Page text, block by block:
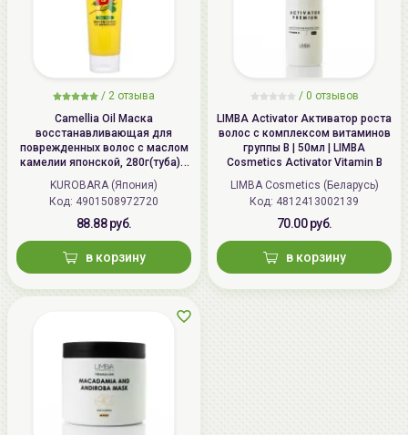
/ 2 отзыва
Camellia Oil Маска
восстанавливающая для
поврежденных волос с маслом
камелии японской, 280г(туба) /
KUROBARA Camellia Oil Hair Pack
KUROBARA (Япония)
Код: 4901508972720
88.88 руб.
в корзину
/ 0 отзывов
LIMBA Activator Активатор роста
волос с комплексом витаминов
группы В | 50мл | LIMBA
Cosmetics Activator Vitamin B
LIMBA Cosmetics (Беларусь)
Код: 4812413002139
70.00 руб.
в корзину